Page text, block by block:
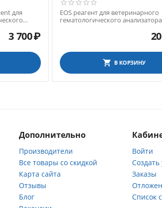
для
3 700₽
EOS реагент для ветеринарного
гематологического
В КОРЗИНУ
Дополнительно
Производители
Все товары со скидкой
Карта сайта
Отзывы
Блог
Войти
Заказы
Список